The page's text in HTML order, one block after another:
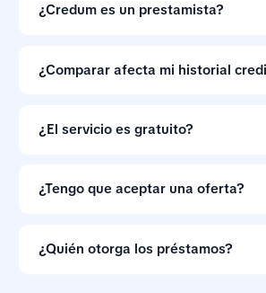
¿Credum es un prestamista?
préstamos en línea y no otorga
¿Comparar afecta mi historial
crediticio.
¿El servicio es gratuito?
ofertas de préstamos.
¿Tengo que aceptar una oferta?
que puedes ignorarlas si las
¿Quién otorga los préstamos?